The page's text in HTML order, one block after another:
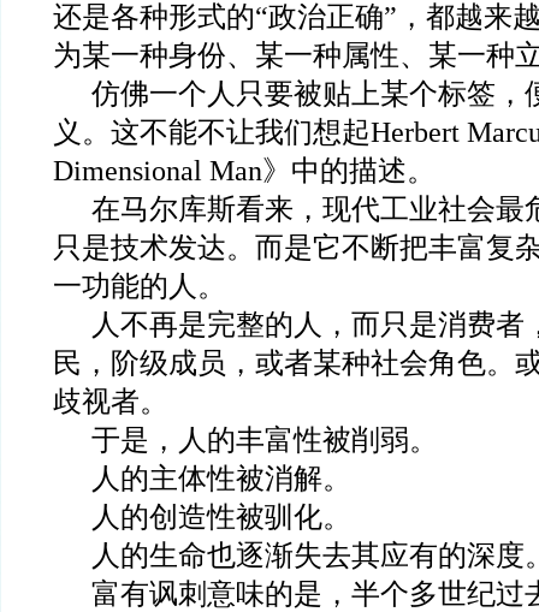
还是各种形式的“政治正确”，都越来
为某一种身份、某一种属性、某一种
仿佛一个人只要被贴上某个标签，
义。这不能不让我们想起Herbert
Dimensional Man》中的描述。
在马尔库斯看来，现代工业社会最
只是技术发达。而是它不断把丰富复
一功能的人。
人不再是完整的人，而只是消费者
民，阶级成员，或者某种社会角色。
歧视者。
于是，人的丰富性被削弱。
人的主体性被消解。
人的创造性被驯化。
人的生命也逐渐失去其应有的深度
富有讽刺意味的是，半个多世纪过